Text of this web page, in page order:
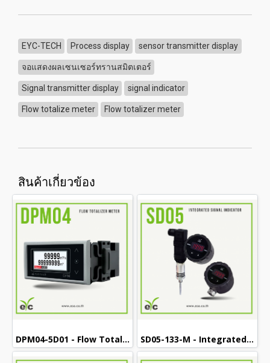
EYC-TECH Process display sensor transmitter display
จอแสดงผลเซนเซอร์ทรานสมิตเตอร์
Signal transmitter display signal indicator
Flow totalize meter Flow totalizer meter
สินค้าเกี่ยวข้อง
DPM04-5D01 - Flow Totalize Meter / มิเตอร์แสดงผลรวมการไหล SD05-133-M - Integrated Signal Indicator (M12)